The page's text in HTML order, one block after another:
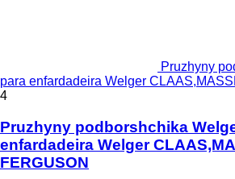
Pruzhyny
para enfardadeira Welger
4
Pruzhyny podborshchika
enfardadeira Welger
FERGUSON